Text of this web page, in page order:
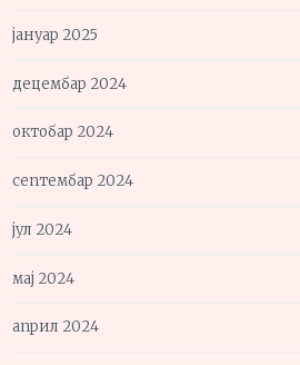
јануар 2025
децембар 2024
октобар 2024
септембар 2024
јул 2024
мај 2024
април 2024